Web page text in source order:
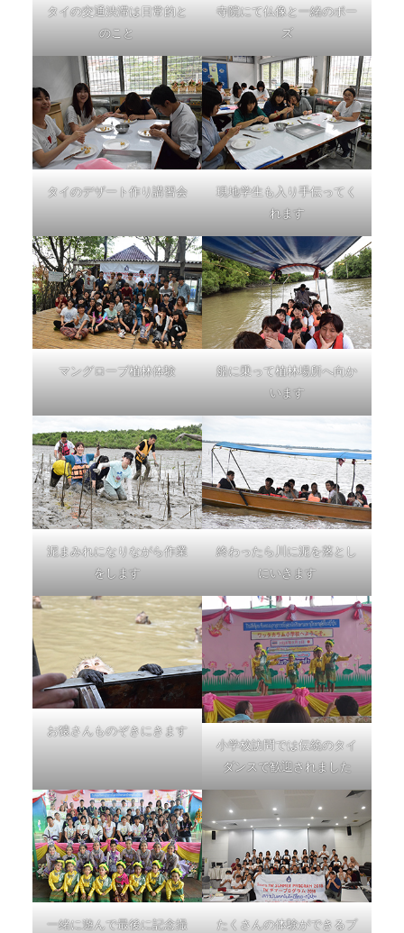
タイの交通渋滞は日常的と
のこと
寺院にて仏像と一緒のポー
ズ
タイのデザート作り講習会
現地学生も入り手伝ってく
れます
マングローブ植林体験
船に乗って植林場所へ向か
います
泥まみれになりながら作業
をします
終わったら川に泥を落とし
にいきます
お猿さんものぞきにきます
小学校訪問では伝統のタイ
ダンスで歓迎されました
一緒に遊んで最後に記念撮
たくさんの体験ができるプ